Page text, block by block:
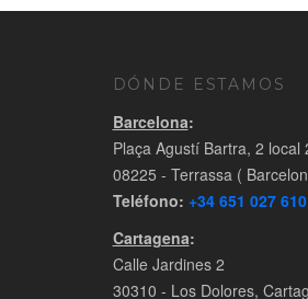
DÓNDE ESTAMOS
Barcelona:
Plaça Agustí Bartra, 2 local
08225 - Terrassa (
Teléfono: +34 651 027 610
Cartagena:
Calle Jardines 2
30310 - Los Dolores,